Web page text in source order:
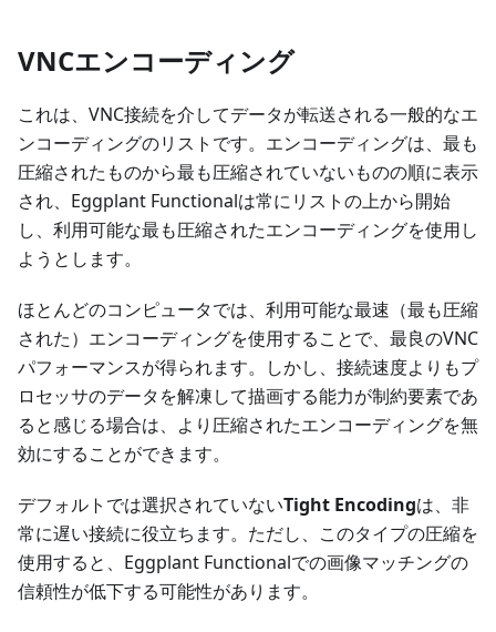
VNCエンコーディング
これは、VNC接続を介してデータが転送される一般的なエ
ンコーディングのリストです。エンコーディングは、最も
圧縮されたものから最も圧縮されていないものの順に表示
され、Eggplant Functionalは常にリストの上から開始
し、利用可能な最も圧縮されたエンコーディングを使用し
ようとします。
ほとんどのコンピュータでは、利用可能な最速（最も圧縮
された）エンコーディングを使用することで、最良のVNC
パフォーマンスが得られます。しかし、接続速度よりもプ
ロセッサのデータを解凍して描画する能力が制約要素であ
ると感じる場合は、より圧縮されたエンコーディングを無
効にすることができます。
デフォルトでは選択されていないTight Encodingは、非
常に遅い接続に役立ちます。ただし、このタイプの圧縮を
使用すると、Eggplant Functionalでの画像マッチングの
信頼性が低下する可能性があります。